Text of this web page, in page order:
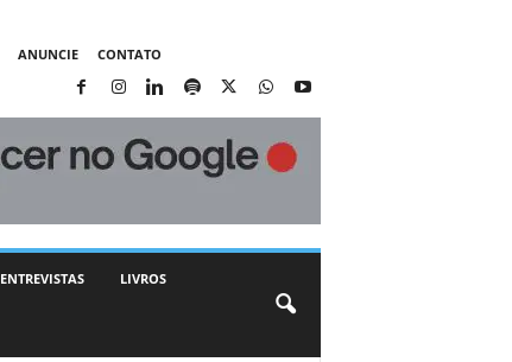
ANUNCIE CONTATO
ENTREVISTAS LIVROS